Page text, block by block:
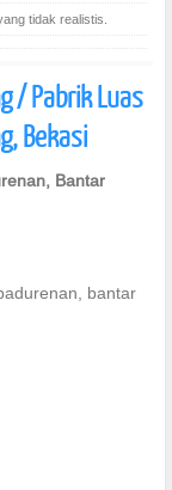
tidak realistis.
/ Pabrik Luas
Bekasi
Bantar
bantar